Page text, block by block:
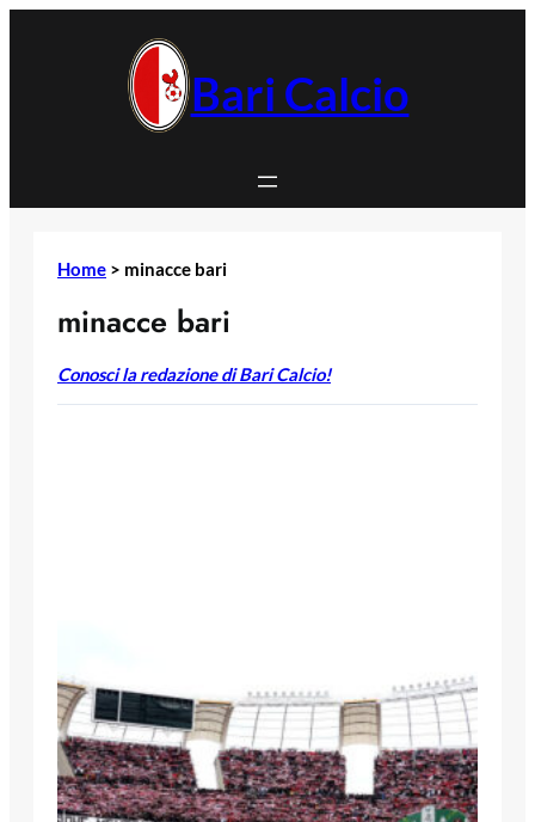
Bari Calcio
Home > minacce bari
minacce bari
Conosci la redazione di Bari Calcio!